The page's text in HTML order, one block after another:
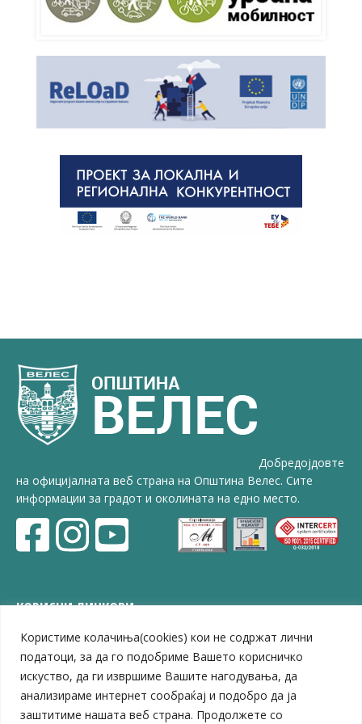
Користиме колачиња(cookies) кои не содржат лични
податоци, за да го подобриме Вашето корисничко
искуство, да ги извршиме Вашите нагодувања, да
анализираме интернет сообраќај и подобро да ја
заштитиме нашата веб страна. Продолжете со
Добредојдовте
на официјалната веб страна на Општина Велес. Сите
информации за градот и околината на едно место.
КОРИСНИ ЛИНКОВИ
ЗЕЛС – Заедница на единиците на локална самоуправа
Центар за развој на Вардарски плански регион
Јавно комунално претпријатие „Дервен“
ЈПССО „Парк – спорт и паркинзи“
ЛБ „Гоце Делчев“